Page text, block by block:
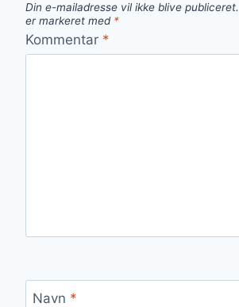
Din e-mailadresse vil ikke blive publiceret.
er markeret med *
Kommentar *
Navn *